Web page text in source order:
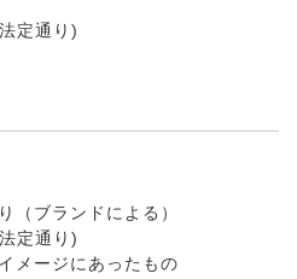
定通り)
（ブランドによる）
定通り)
メージにあったもの